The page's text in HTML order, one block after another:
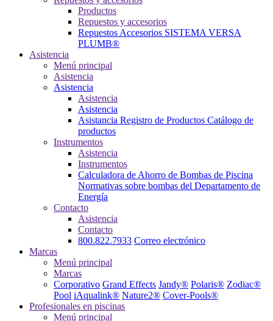
Productos
Repuestos y accesorios
Repuestos Accesorios SISTEMA VERSA
PLUMB®
Asistencia
Menú principal
Asistencia
Asistencia
Asistencia
Asistencia
Asistancia Registro de Productos Catálogo de
productos
Instrumentos
Asistencia
Instrumentos
Calculadora de Ahorro de Bombas de Piscina
Normativas sobre bombas del Departamento de
Energía
Contacto
Asistencia
Contacto
800.822.7933 Correo electrónico
Marcas
Menú principal
Marcas
Corporativo Grand Effects Jandy® Polaris® Zodiac®
Pool iAqualink® Nature2® Cover-Pools®
Profesionales en piscinas
Menú principal